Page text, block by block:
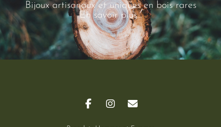
Bijoux artisanaux et uniques en bois rares
En savoir plus...